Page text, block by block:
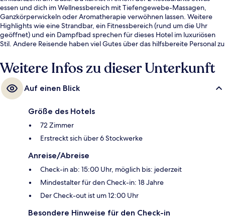
essen und dich im Wellnessbereich mit Tiefengewebe-Massagen,
Ganzkörperwickeln oder Aromatherapie verwöhnen lassen. Weitere
Highlights wie eine Strandbar, ein Fitnessbereich (rund um die Uhr
geöffnet) und ein Dampfbad sprechen für dieses Hotel im luxuriösen
Stil. Andere Reisende haben viel Gutes über das hilfsbereite Personal zu
Weitere Infos zu dieser Unterkunft
Auf einen Blick
Größe des Hotels
72 Zimmer
Erstreckt sich über 6 Stockwerke
Anreise/Abreise
Check-in ab: 15:00 Uhr, möglich bis: jederzeit
Mindestalter für den Check-in: 18 Jahre
Der Check-out ist um 12:00 Uhr
Besondere Hinweise für den Check-in